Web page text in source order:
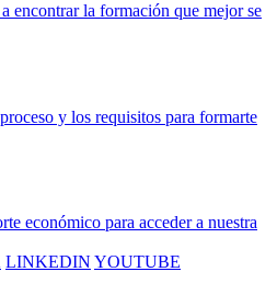
encontrar la formación que mejor se
y los requisitos para formarte
económico para acceder a nuestra
LINKEDIN YOUTUBE